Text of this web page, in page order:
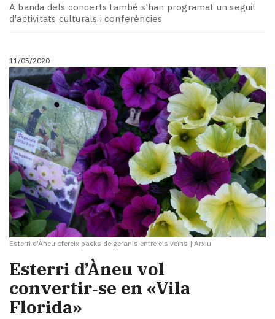
A banda dels concerts també s'han programat un seguit
d'activitats culturals i conferències
11/05/2020
Esterri d’Àneu ofereix packs de geranis entre els veïns | Arxiu
Esterri d’Àneu vol
convertir‑se en «Vila
Florida»